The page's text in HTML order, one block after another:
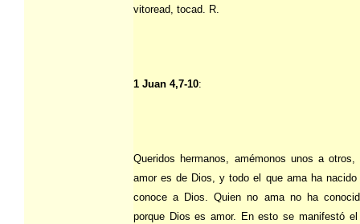
vitoread, tocad. R.
1 Juan 4,7-10:
Queridos hermanos, amémonos unos a
amor es de Dios, y todo el que ama ha
conoce a Dios. Quien no ama no ha
porque Dios es amor. En esto se manifestó el